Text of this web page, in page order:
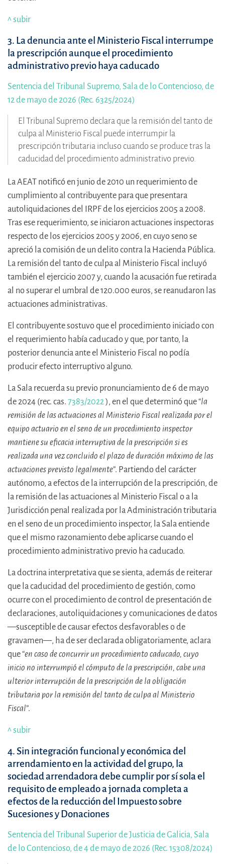
^ subir
3. La denuncia ante el Ministerio Fiscal interrumpe
la prescripción aunque el procedimiento
administrativo previo haya caducado
Sentencia del Tribunal Supremo, Sala de lo Contencioso, de
12 de mayo de 2026 (Rec. 6325/2024)
El Tribunal Supremo declara que la remisión del tanto de
culpa al Ministerio Fiscal puede interrumpir la
prescripción tributaria incluso cuando se produce tras la
caducidad del procedimiento administrativo previo.
La AEAT notificó en junio de 2010 un requerimiento de
cumplimiento al contribuyente para que presentara
autoliquidaciones del IRPF de los ejercicios 2005 a 2008.
Tras ese requerimiento, se iniciaron actuaciones inspectoras
respecto de los ejercicios 2005 y 2006, en cuyo seno se
apreció la comisión de un delito contra la Hacienda Pública.
La remisión del tanto de culpa al Ministerio Fiscal incluyó
también el ejercicio 2007 y, cuando la acusación fue retirada
al no superar el umbral de 120.000 euros, se reanudaron las
actuaciones administrativas.
El contribuyente sostuvo que el procedimiento iniciado con
el requerimiento había caducado y que, por tanto, la
posterior denuncia ante el Ministerio Fiscal no podía
producir efecto interruptivo alguno.
La Sala recuerda su previo pronunciamiento de 6 de mayo
de 2024 (rec. cas. 7383/2022), en el que determinó que “la
remisión de las actuaciones al Ministerio Fiscal realizada por el
equipo actuario en el seno de un procedimiento inspector
mantiene su eficacia interruptiva de la prescripción si es
realizada una vez concluido el plazo de duración máximo de las
actuaciones previsto legalmente”. Partiendo del carácter
autónomo, a efectos de la interrupción de la prescripción, de
la remisión de las actuaciones al Ministerio Fiscal o a la
Jurisdicción penal realizada por la Administración tributaria
en el seno de un procedimiento inspector, la Sala entiende
que el mismo razonamiento debe aplicarse cuando el
procedimiento administrativo previo ha caducado.
La doctrina interpretativa que se sienta, además de reiterar
que la caducidad del procedimiento de gestión, como
ocurre con el procedimiento de control de presentación de
declaraciones, autoliquidaciones y comunicaciones de datos
—susceptible de causar efectos desfavorables o de
gravamen—, ha de ser declarada obligatoriamente, aclara
que “en caso de concurrir un procedimiento caducado, cuyo
inicio no interrumpió el cómputo de la prescripción, cabe una
ulterior interrupción de la prescripción de la obligación
tributaria por la remisión del tanto de culpa al Ministerio
Fiscal”.
^ subir
4. Sin integración funcional y económica del
arrendamiento en la actividad del grupo, la
sociedad arrendadora debe cumplir por sí sola el
requisito de empleado a jornada completa a
efectos de la reducción del Impuesto sobre
Sucesiones y Donaciones
Sentencia del Tribunal Superior de Justicia de Galicia, Sala
de lo Contencioso, de 4 de mayo de 2026 (Rec. 15308/2024)